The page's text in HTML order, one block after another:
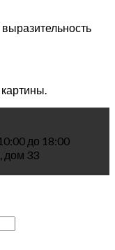
до 18:00
дом 33